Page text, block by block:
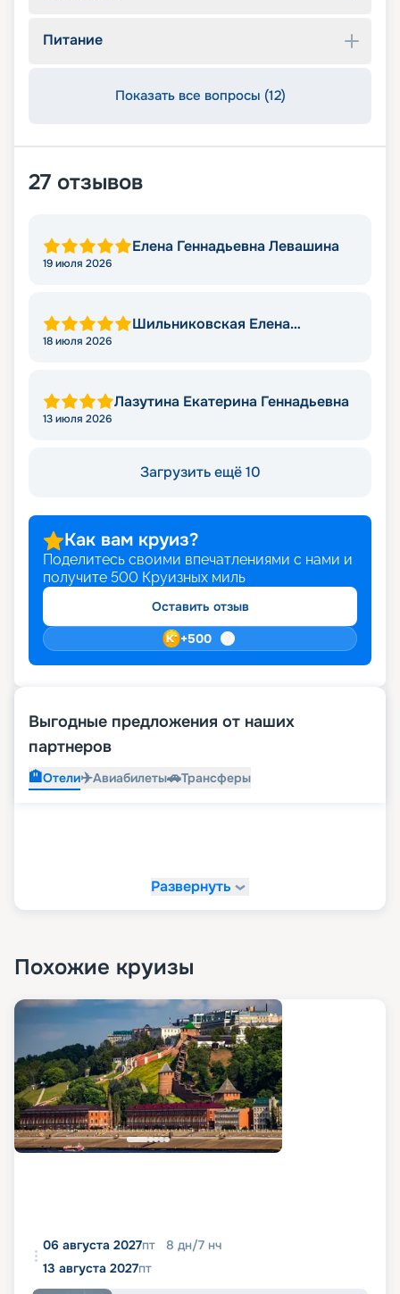
Питание
Показать все вопросы (12)
27 отзывов
Елена Геннадьевна Левашина
19 июля 2026
Шильниковская Елена
18 июля 2026
Лазутина Екатерина Геннадьевна
13 июля 2026
Загрузить ещё 10
Как вам круиз?
Поделитесь своими впечатлениями с нами и
получите 500 Круизных миль
Оставить отзыв
+500
Выгодные предложения от наших
партнеров
🏨Отели✈️Авиабилеты🚗Трансферы
Развернуть
Похожие круизы
06 августа 2027пт 8 дн/7 нч
13 августа 2027пт